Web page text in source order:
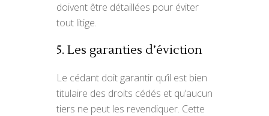
doivent être détaillées pour éviter
tout litige.
5. Les garanties d’éviction
Le cédant doit garantir qu’il est bien
titulaire des droits cédés et qu’aucun
tiers ne peut les revendiquer. Cette